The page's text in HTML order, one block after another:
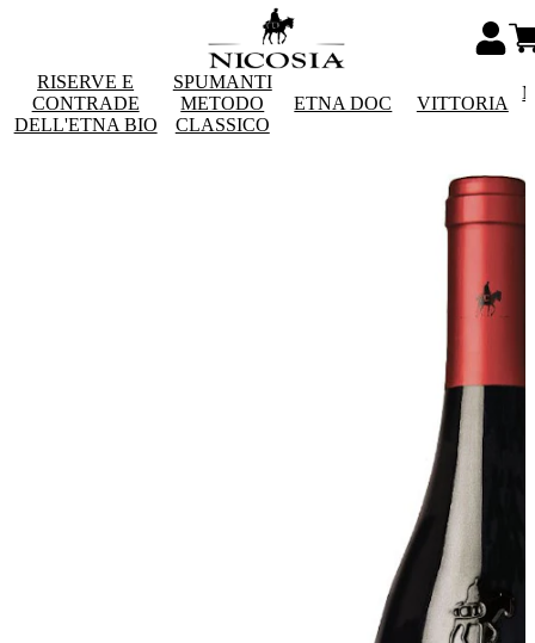
RISERVE E
CONTRADE
DELL'ETNA BIO
SPUMANTI
METODO
CLASSICO
ETNA DOC VITTORIA